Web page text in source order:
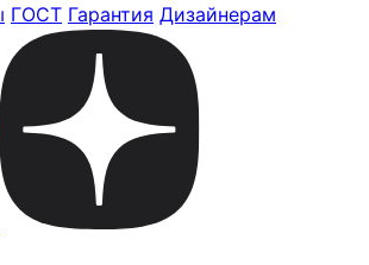
ГОСТ Гарантия Дизайнерам